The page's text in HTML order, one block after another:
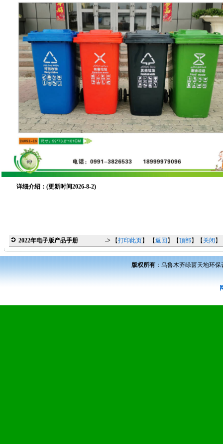
详细介绍：(更新时间2026-8-2)
2022年电子版产品手册 -> 【打印此页】 【返回 】【顶部】【 关闭 】
版权所有 ： 乌鲁木齐绿茵天地环